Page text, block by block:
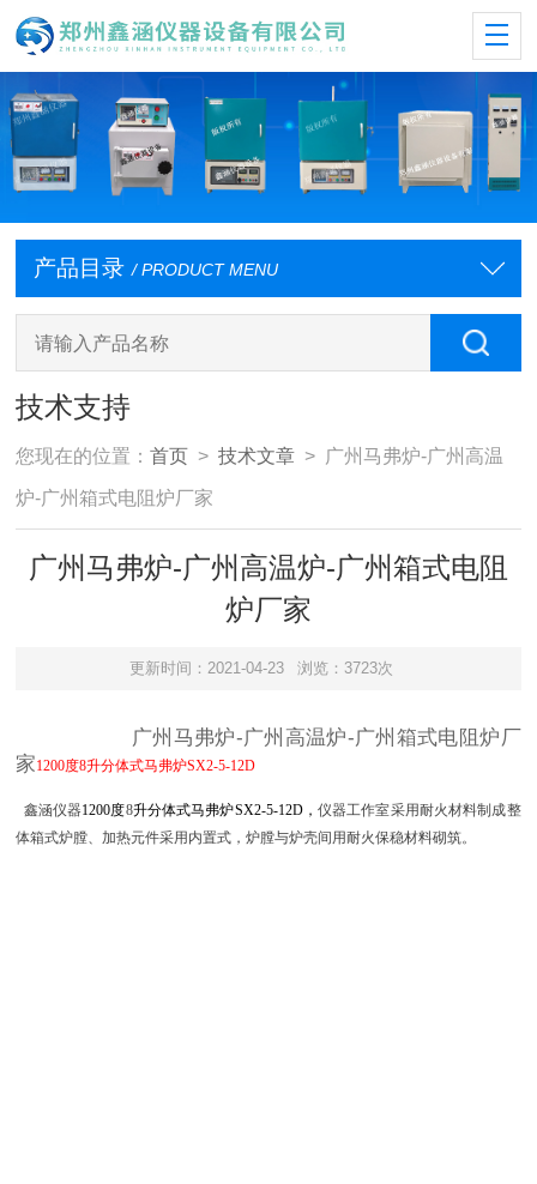
产品目录 / PRODUCT MENU
技术支持
您现在的位置：首页 >技术文章 > 广州马弗炉-广州高温
炉-广州箱式电阻炉厂家
广州马弗炉-广州高温炉-广州箱式电阻
炉厂家
更新时间：2021-04-23 浏览：3723次
广州马弗炉-广州高温炉-广州箱式电阻炉厂
家1200度8升分体式马弗炉SX2-5-12D
鑫涵仪器1200度8升分体式马弗炉SX2-5-12D， 仪器工作室采用耐火材料制成整
体箱式炉膛、加热元件采用内置式，炉膛与炉壳间用耐火保稳材料砌筑。